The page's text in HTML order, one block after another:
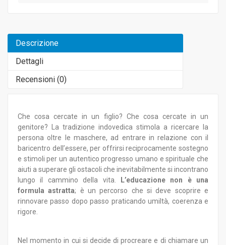
Descrizione
Dettagli
Recensioni (0)
Che cosa cercate in un figlio? Che cosa cercate in un
genitore? La tradizione indovedica stimola a ricercare la
persona oltre le maschere, ad entrare in relazione con il
baricentro dell’essere, per offrirsi reciprocamente sostegno
e stimoli per un autentico progresso umano e spirituale che
aiuti a superare gli ostacoli che inevitabilmente si incontrano
lungo il cammino della vita.
L’educazione non è una
formula astratta; è un percorso che si deve scoprire e
rinnovare passo dopo passo praticando umiltà, coerenza e
rigore.
Nel momento in cui si decide di procreare e di chiamare un